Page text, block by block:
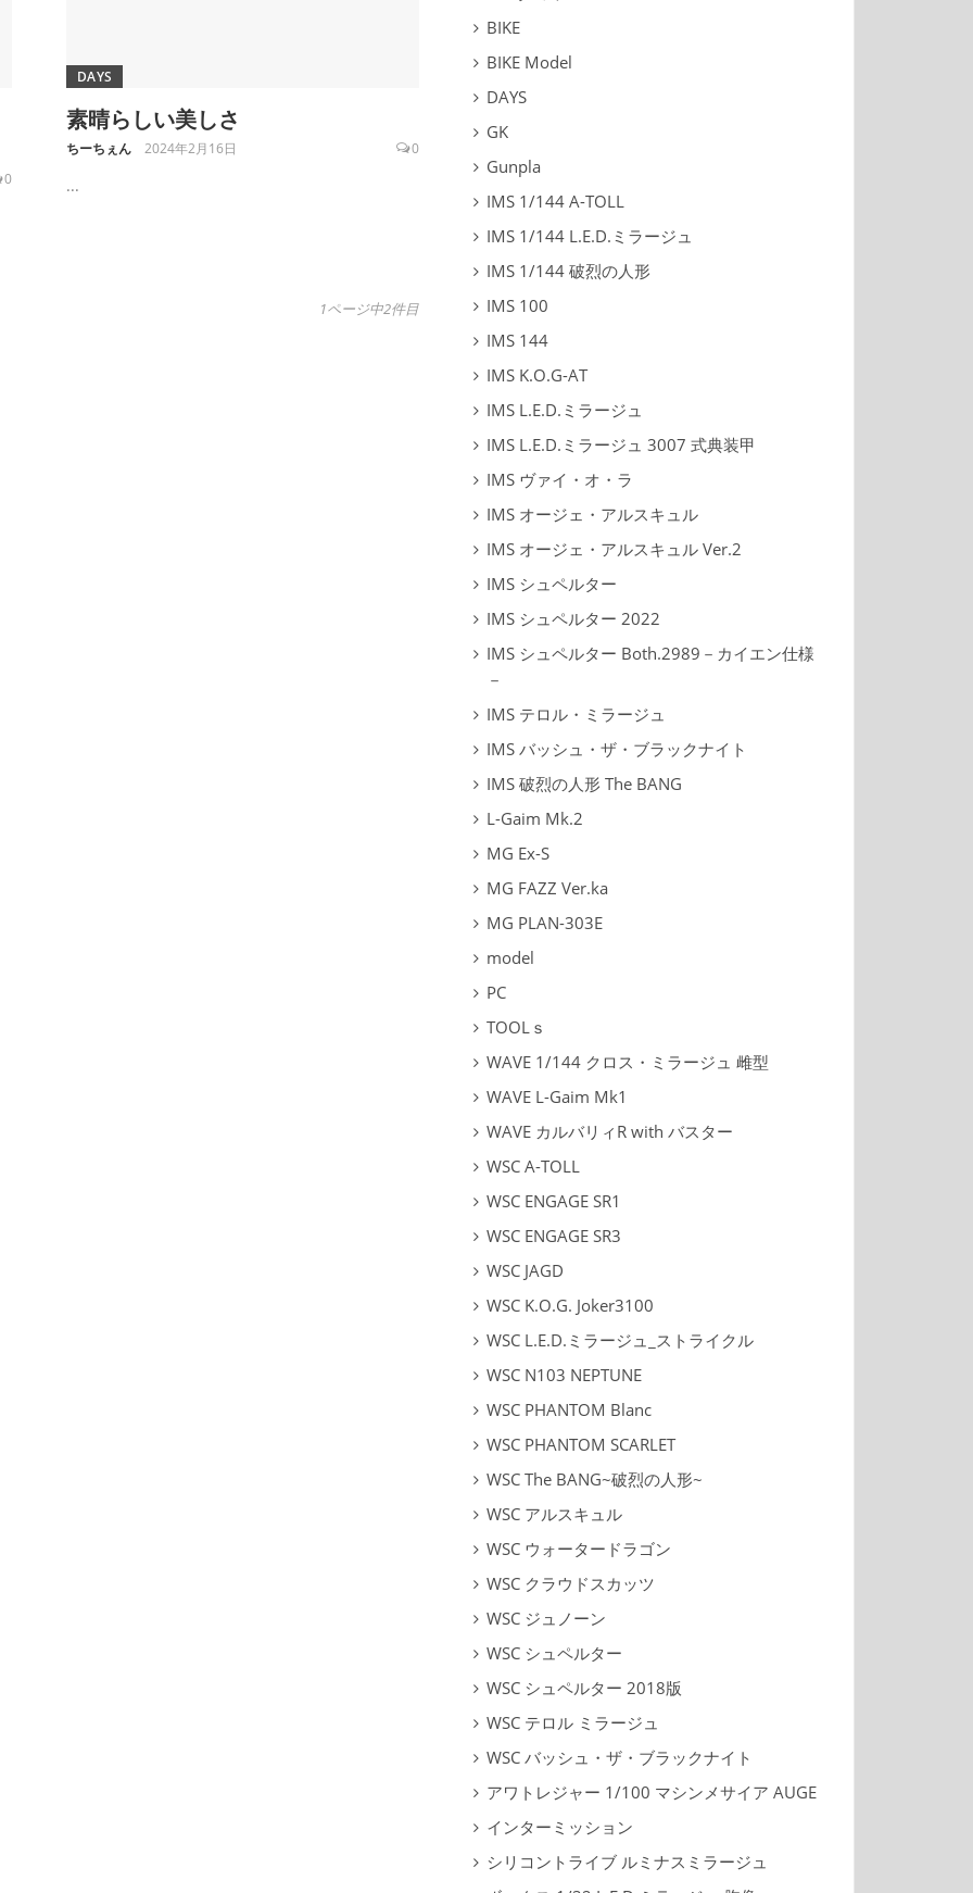
0
DAYS
素晴らしい美しさ
ちーちぇん 2024年2月16日 0
...
1ページ中2件目
BIKE
BIKE Model
DAYS
GK
Gunpla
IMS 1/144 A-TOLL
IMS 1/144 L.E.D.ミラージュ
IMS 1/144 破烈の人形
IMS 100
IMS 144
IMS K.O.G-AT
IMS L.E.D.ミラージュ
IMS L.E.D.ミラージュ 3007 式典装甲
IMS ヴァイ・オ・ラ
IMS オージェ・アルスキュル
IMS オージェ・アルスキュル Ver.2
IMS シュペルター
IMS シュペルター 2022
IMS シュペルター Both.2989－カイエン仕様
－
IMS テロル・ミラージュ
IMS バッシュ・ザ・ブラックナイト
IMS 破烈の人形 The BANG
L-Gaim Mk.2
MG Ex-S
MG FAZZ Ver.ka
MG PLAN-303E
model
PC
TOOLｓ
WAVE 1/144 クロス・ミラージュ 雌型
WAVE L-Gaim Mk1
WAVE カルバリィR with バスター
WSC A-TOLL
WSC ENGAGE SR1
WSC ENGAGE SR3
WSC JAGD
WSC K.O.G. Joker3100
WSC L.E.D.ミラージュ_ストライクル
WSC N103 NEPTUNE
WSC PHANTOM Blanc
WSC PHANTOM SCARLET
WSC The BANG~破烈の人形~
WSC アルスキュル
WSC ウォータードラゴン
WSC クラウドスカッツ
WSC ジュノーン
WSC シュペルター
WSC シュペルター 2018版
WSC テロル ミラージュ
WSC バッシュ・ザ・ブラックナイト
アワトレジャー 1/100 マシンメサイア AUGE
インターミッション
シリコントライブ ルミナスミラージュ